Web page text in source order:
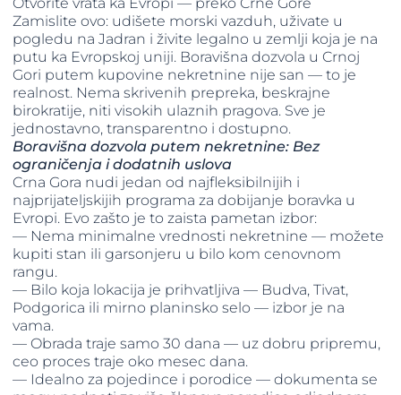
Zamislite ovo: udišete morski vazduh, uživate u
pogledu na Jadran i živite legalno u zemlji koja je na
putu ka Evropskoj uniji. Boravišna dozvola u Crnoj
Gori putem kupovine nekretnine nije san — to je
realnost. Nema skrivenih prepreka, beskrajne
birokratije, niti visokih ulaznih pragova. Sve je
jednostavno, transparentno i dostupno.
Boravišna dozvola putem nekretnine: Bez
ograničenja i dodatnih uslova
Crna Gora nudi jedan od najfleksibilnijih i
najprijateljskijih programa za dobijanje boravka u
Evropi. Evo zašto je to zaista pametan izbor:
— Nema minimalne vrednosti nekretnine — možete
kupiti stan ili garsonjeru u bilo kom cenovnom
rangu.
— Bilo koja lokacija je prihvatljiva — Budva, Tivat,
Podgorica ili mirno planinsko selo — izbor je na
vama.
— Obrada traje samo 30 dana — uz dobru pripremu,
ceo proces traje oko mesec dana.
— Idealno za pojedince i porodice — dokumenta se